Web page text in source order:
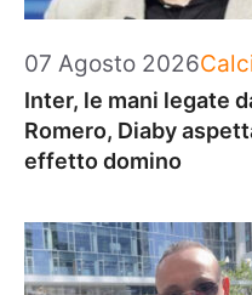
07 Agosto 2026
Inter, le mani legate
Romero, Diaby
effetto domino